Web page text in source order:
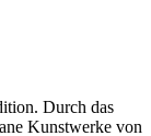
Durch das
Kunstwerke von